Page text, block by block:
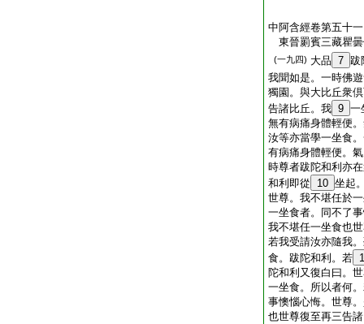
中阿含經卷第五十一
東晉罽賓三藏瞿
(一九四) 大品 7
我聞如是。一時佛
獨園。與大比丘衆
告諸比丘。我 9 一
無有病痛身體輕便
汝等亦當學一坐食
有病痛身體輕便。
時尊者跋陀和利亦
和利即從
10 坐起
世尊。我不堪任於
一坐食者。同不了
我不堪任一坐食也
若我受請汝亦隨我
食。跋陀和利。若
陀和利又復白曰。
一坐食。所以者何
事懊惱心悔。世尊
也世尊復至再三告